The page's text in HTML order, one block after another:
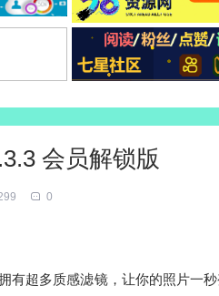
会员解锁版
0
有超多质感滤镜，让你的照片一